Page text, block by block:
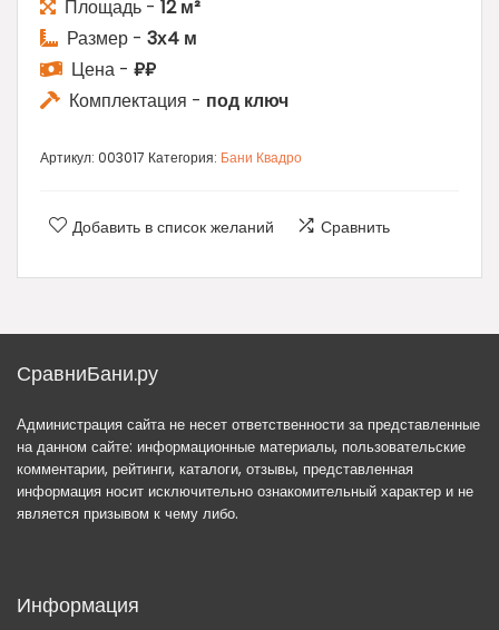
Площадь - 12 м²
Размер - 3х4 м
Цена - ₽₽
Комплектация - под ключ
Артикул: 003017 Категория: Бани Квадро
Добавить в список желаний Сравнить
СравниБани.ру
Администрация сайта не несет ответственности за представленные
на данном сайте: информационные материалы, пользовательские
комментарии, рейтинги, каталоги, отзывы, представленная
информация носит исключительно ознакомительный характер и не
является призывом к чему либо.
Информация